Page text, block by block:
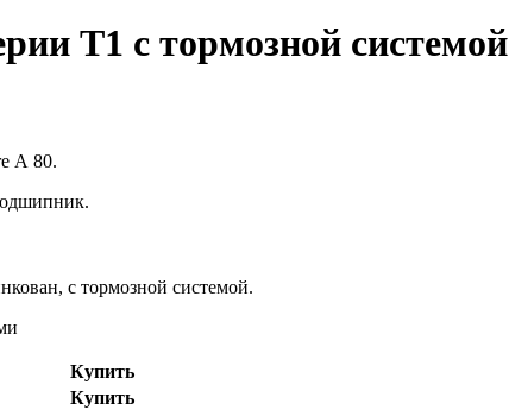
Т1 с тормозной системой
А 80.
с тормозной системой.
Купить
Купить